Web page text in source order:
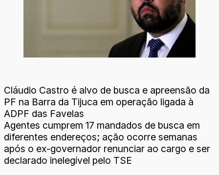
Cláudio Castro é alvo de busca e apreensão da
PF na Barra da Tijuca em operação ligada à
ADPF das Favelas
Agentes cumprem 17 mandados de busca em
diferentes endereços; ação ocorre semanas
após o ex-governador renunciar ao cargo e ser
declarado inelegível pelo TSE